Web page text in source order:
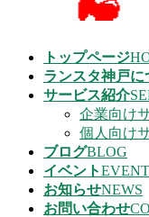
トップページ
ランスタ神戸に
サービス紹介
企業向け
個人向け
ブログBLOG
イベントEVENT
お知らせNEWS
お問い合わせ